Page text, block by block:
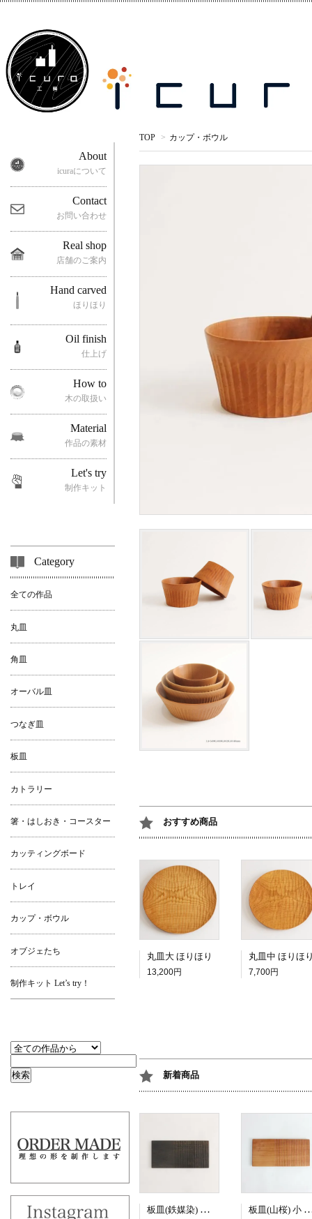
TOP > カップ・ボウル
おすすめ商品
丸皿大 ほりほり
13,200円
丸皿中 ほりほ
7,700円
新着商品
板皿(鉄媒染) 小 二面 板皿(山桜)
About
icuraについて
Contact
お問い合わせ
Real shop
店舗のご案内
Hand carved
ほりほり
Oil finish
仕上げ
How to
木の取扱い
Material
作品の素材
Let's try
制作キット
Category
全ての作品
丸皿
角皿
オーバル皿
つなぎ皿
板皿
カトラリー
箸・はしおき・コースター
カッティングボード
トレイ
カップ・ボウル
オブジェたち
制作キット Let’s try！